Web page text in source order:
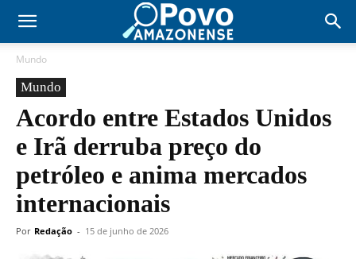
Mundo
Mundo
Acordo entre Estados Unidos
e Irã derruba preço do
petróleo e anima mercados
internacionais
Por Redação - 15 de junho de 2026